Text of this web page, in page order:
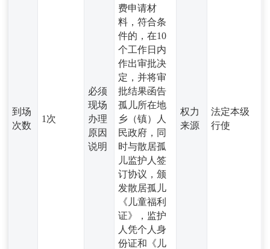
到场
次数
1次
必须
现场
办理
原因
说明
费申请材
料，符合条
件的，在10
个工作日内
作出审批决
定，并将审
批结果函告
孤儿所在地
乡（镇）人
民政府，同
时与散居孤
儿监护人签
订协议，颁
发散居孤儿
《儿童福利
证》，监护
人凭个人身
份证和《儿
权力
来源
法定本级
行使